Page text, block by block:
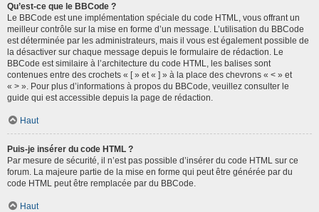
Qu’est-ce que le BBCode ?
Le BBCode est une implémentation spéciale du code HTML, vous offrant un
meilleur contrôle sur la mise en forme d’un message. L’utilisation du BBCode
est déterminée par les administrateurs, mais il vous est également possible de
la désactiver sur chaque message depuis le formulaire de rédaction. Le
BBCode est similaire à l’architecture du code HTML, les balises sont
contenues entre des crochets « [ » et « ] » à la place des chevrons « < » et
« > ». Pour plus d’informations à propos du BBCode, veuillez consulter le
guide qui est accessible depuis la page de rédaction.
Haut
Puis-je insérer du code HTML ?
Par mesure de sécurité, il n’est pas possible d’insérer du code HTML sur ce
forum. La majeure partie de la mise en forme qui peut être générée par du
code HTML peut être remplacée par du BBCode.
Haut